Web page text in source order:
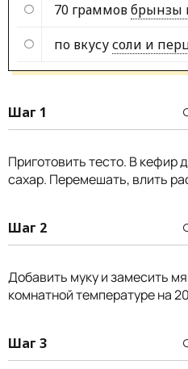
70 граммовбрынзы
по вкусусоли и
Шаг 1
Приготовить тесто. В кефир
сахар. Перемешать, влить
Шаг 2
Добавить муку и замесить
комнатной температуре на
Шаг 3